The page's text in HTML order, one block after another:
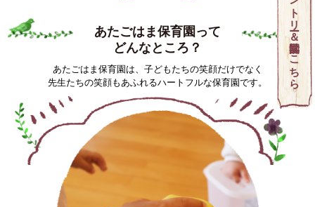
採用エントリー＆園見学はこちら
あたごはま保育園って
どんなところ？
あたごはま保育園は、子どもたちの笑顔だけでなく
先生たちの笑顔もあふれるハートフルな保育園です。